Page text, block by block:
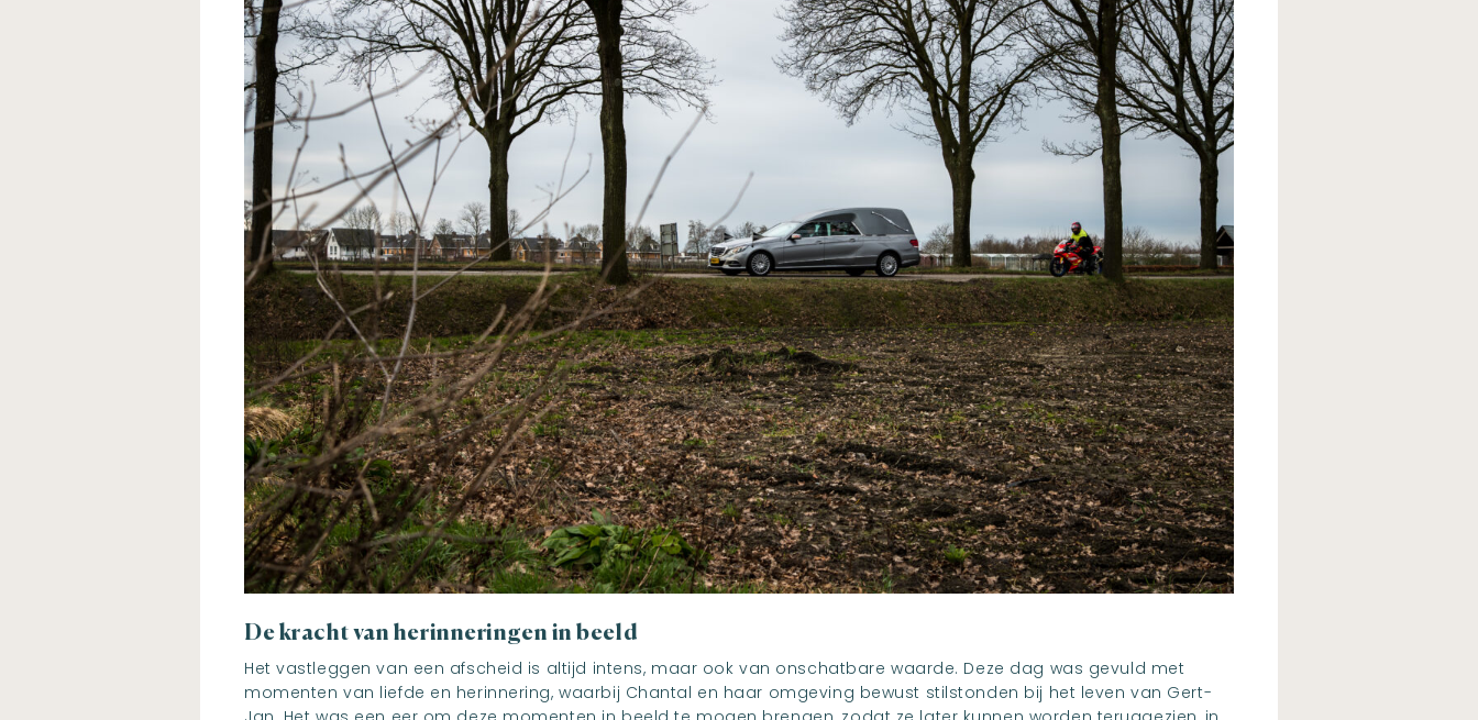
De kracht van herinneringen in beeld
Het vastleggen van een afscheid is altijd intens, maar ook van onschatbare waarde. Deze dag was gevuld met
momenten van liefde en herinnering, waarbij Chantal en haar omgeving bewust stilstonden bij het leven van Gert-